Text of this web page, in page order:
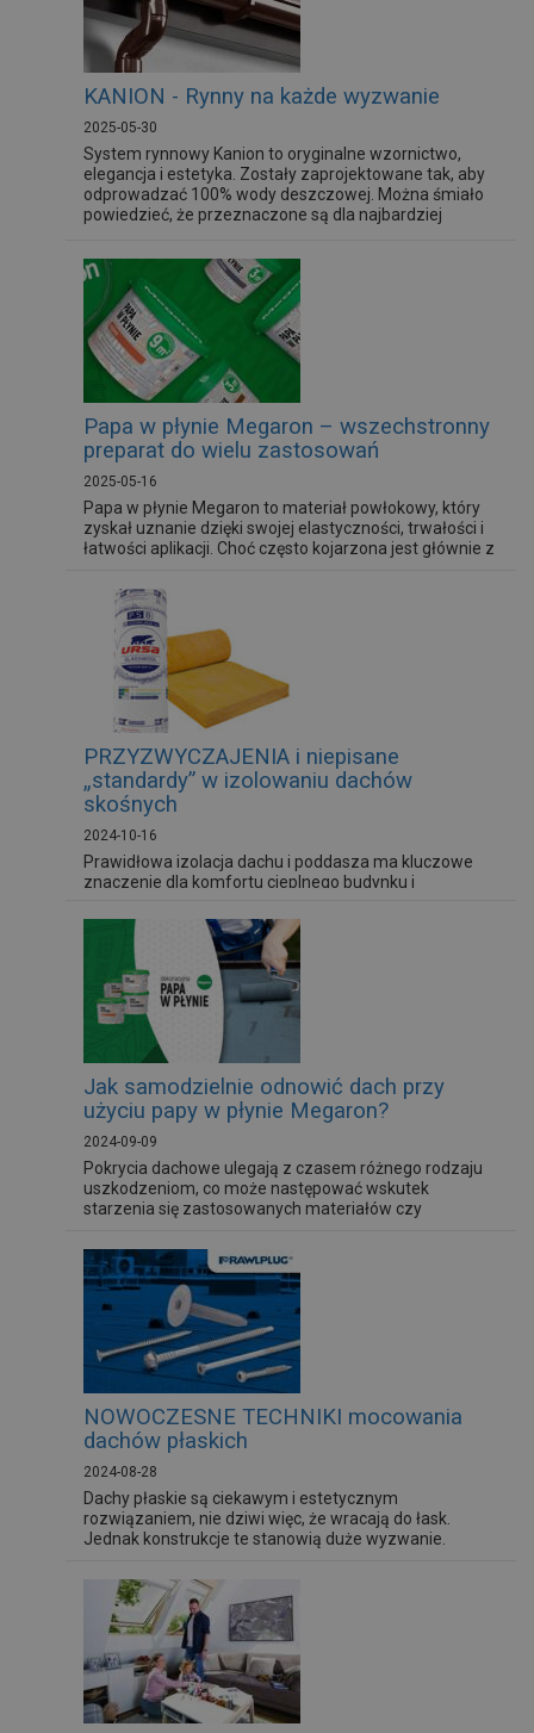
budownictwie i ogrodnictwie...
KANION - Rynny na każde wyzwanie
2025-05-30
System rynnowy Kanion to oryginalne wzornictwo,
elegancja i estetyka. Zostały zaprojektowane tak, aby
odprowadzać 100% wody deszczowej. Można śmiało
powiedzieć, że przeznaczone są dla najbardziej
Papa w płynie Megaron – wszechstronny
preparat do wielu zastosowań
2025-05-16
Papa w płynie Megaron to materiał powłokowy, który
zyskał uznanie dzięki swojej elastyczności, trwałości i
łatwości aplikacji. Choć często kojarzona jest głównie z
szersze. Jeśli szukasz uniwersalnego preparatu
zabezpieczającego powierzchnie przed wodą , papa w
płynie Megaron będzie optymalnym rozwiązaniem. W
tym artykule...
PRZYZWYCZAJENIA i niepisane
„standardy” w izolowaniu dachów
skośnych
2024-10-16
Prawidłowa izolacja dachu i poddasza ma kluczowe
znaczenie dla komfortu cieplnego budynku i
niezaizolowany dach są większe niż przez ściany,
dlatego wymagania dotyczące jego izolacyjności są
surowsze.
Jak samodzielnie odnowić dach przy
użyciu papy w płynie Megaron?
2024-09-09
Pokrycia dachowe ulegają z czasem różnego rodzaju
uszkodzeniom, co może następować wskutek
starzenia się zastosowanych materiałów czy
Warto zatem mieć świadomość tego, że dach można
odnowić samodzielnie, wykorzystując w tym celu papę
w płynie marki Megaron. Jak to zrobić? Instrukcję krok
po kroku znajdziesz w poniższym...
NOWOCZESNE TECHNIKI mocowania
dachów płaskich
2024-08-28
Dachy płaskie są ciekawym i estetycznym
rozwiązaniem, nie dziwi więc, że wracają do łask.
Jednak konstrukcje te stanowią duże wyzwanie.
warstw wymagają przede wszystkim odpowiedniego
mocowania. Warto sprawdzić jakie łączniki są
najlepsze i dlaczego